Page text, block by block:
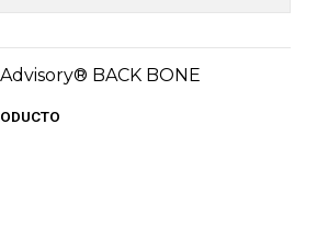
BACK BONE